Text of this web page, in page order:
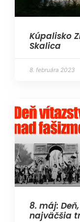
Kúpalisko
Skalica
8. februára 2023
8. máj:
najväčšia